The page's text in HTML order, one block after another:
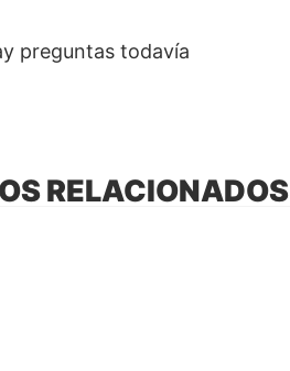
preguntas todavía
RELACIONADOS